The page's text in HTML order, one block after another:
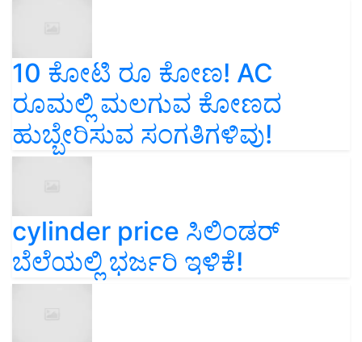
10 ಕೋಟಿ ರೂ ಕೋಣ! AC
ರೂಮಲ್ಲಿ ಮಲಗುವ ಕೋಣದ
ಹುಬ್ಬೇರಿಸುವ ಸಂಗತಿಗಳಿವು!
cylinder price ಸಿಲಿಂಡರ್‌
ಬೆಲೆಯಲ್ಲಿ ಭರ್ಜರಿ ಇಳಿಕೆ!